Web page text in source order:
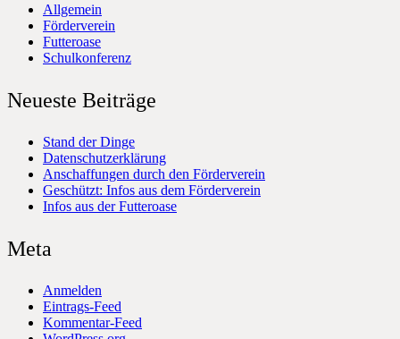
Allgemein
Förderverein
Futteroase
Schulkonferenz
Neueste Beiträge
Stand der Dinge
Datenschutzerklärung
Anschaffungen durch den Förderverein
Geschützt: Infos aus dem Förderverein
Infos aus der Futteroase
Meta
Anmelden
Eintrags-Feed
Kommentar-Feed